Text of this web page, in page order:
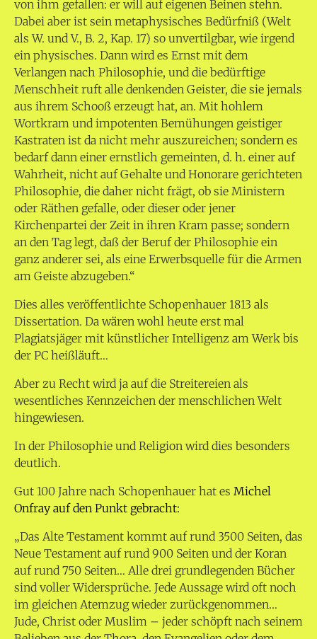
von ihm gefallen: er will auf eigenen Beinen stehn.
Dabei aber ist sein metaphysisches Bedürfniß (Welt
als W. und V., B. 2, Kap. 17) so unvertilgbar, wie irgend
ein physisches. Dann wird es Ernst mit dem
Verlangen nach Philosophie, und die bedürftige
Menschheit ruft alle denkenden Geister, die sie jemals
aus ihrem Schooß erzeugt hat, an. Mit hohlem
Wortkram und impotenten Bemühungen geistiger
Kastraten ist da nicht mehr auszureichen; sondern es
bedarf dann einer ernstlich gemeinten, d. h. einer auf
Wahrheit, nicht auf Gehalte und Honorare gerichteten
Philosophie, die daher nicht frägt, ob sie Ministern
oder Räthen gefalle, oder dieser oder jener
Kirchenpartei der Zeit in ihren Kram passe; sondern
an den Tag legt, daß der Beruf der Philosophie ein
ganz anderer sei, als eine Erwerbsquelle für die Armen
am Geiste abzugeben.“
Dies alles veröffentlichte Schopenhauer 1813 als
Dissertation. Da wären wohl heute erst mal
Plagiatsjäger mit künstlicher Intelligenz am Werk bis
der PC heißläuft…
Aber zu Recht wird ja auf die Streitereien als
wesentliches Kennzeichen der menschlichen Welt
hingewiesen.
In der Philosophie und Religion wird dies besonders
deutlich.
Gut 100 Jahre nach Schopenhauer hat es Michel
Onfray auf den Punkt gebracht:
„Das Alte Testament kommt auf rund 3500 Seiten, das
Neue Testament auf rund 900 Seiten und der Koran
auf rund 750 Seiten… Alle drei grundlegenden Bücher
sind voller Widersprüche. Jede Aussage wird oft noch
im gleichen Atemzug wieder zurückgenommen…
Jude, Christ oder Muslim – jeder schöpft nach seinem